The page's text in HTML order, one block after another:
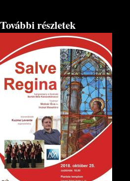
További részletek